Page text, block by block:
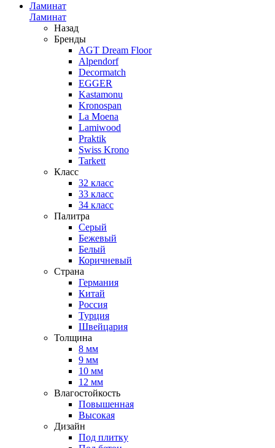
Ламинат
Ламинат
Назад
Бренды
AGT Dream Floor
Alpendorf
Decormatch
EGGER
Kastamonu
Kronospan
La Moena
Lamiwood
Praktik
Swiss Krono
Tarkett
Класс
32 класс
33 класс
34 класс
Палитра
Серый
Бежевый
Белый
Коричневый
Страна
Германия
Китай
Россия
Турция
Швейцария
Толщина
8 мм
9 мм
10 мм
12 мм
Влагостойкость
Повышенная
Высокая
Дизайн
Под плитку